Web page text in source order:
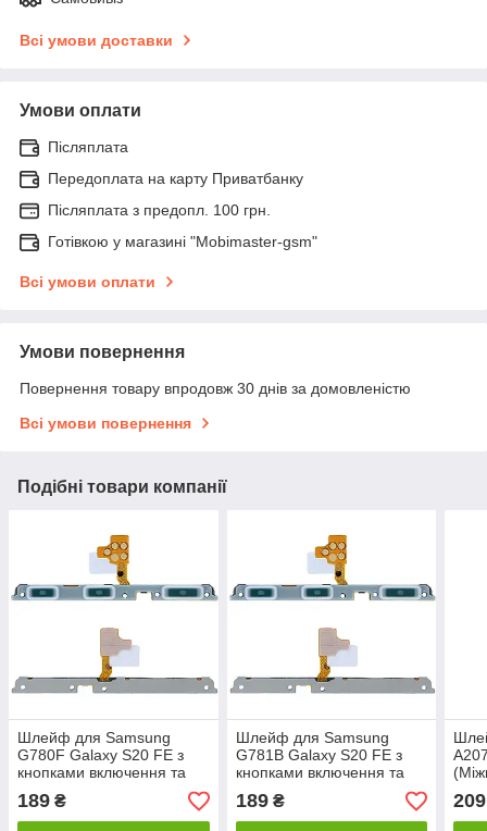
Всі умови доставки
Умови оплати
Післяплата
Передоплата на карту Приватбанку
Післяплата з предопл. 100 грн.
Готівкою у магазині "Mobimaster-gsm"
Всі умови оплати
Умови повернення
Повернення товару впродовж 30 днів за домовленістю
Всі умови повернення
Подібні товари компанії
Шлейф для Samsung
G780F Galaxy S20 FE з
кнопками включення та
регулювання гучності
189 ₴
Шлейф для Samsung
G781B Galaxy S20 FE з
кнопками включення та
регулювання гучності
189₴ 209